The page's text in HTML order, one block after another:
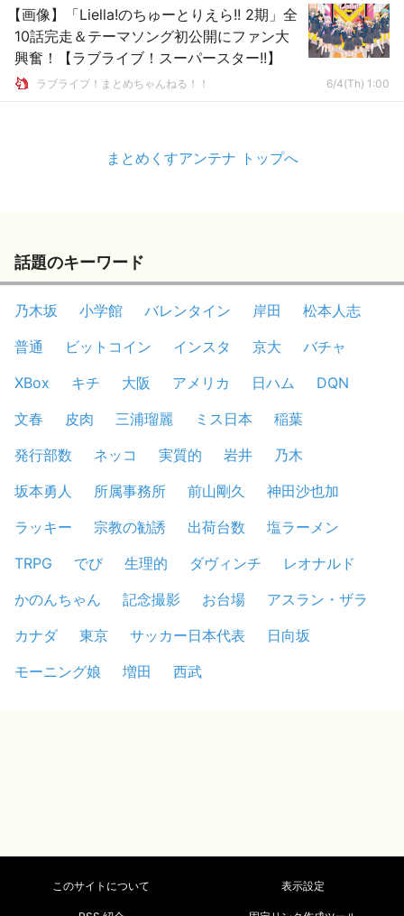
【画像】「Liella!のちゅーとりえら!! 2期」全
10話完走＆テーマソング初公開にファン大
興奮！【ラブライブ！スーパースター!!】
ラブライブ！まとめちゃんねる！！ 6/4(Th) 1:00
まとめくすアンテナ トップへ
話題のキーワード
乃木坂 小学館 バレンタイン 岸田
松本人志
普通
ビットコイン インスタ 京大
バチャ
XBox
キチ 大阪 アメリカ 日ハム
DQN
文春
皮肉 三浦瑠麗 ミス日本
稲葉
発行部数
ネッコ 実質的 岩井
乃木
坂本勇人
所属事務所 前山剛久
神田沙也加
ラッキー
宗教の勧誘 出荷台数
塩ラーメン
TRPG
でび 生理的 ダヴィンチ
レオナルド
かのんちゃん
記念撮影 お台場
アスラン・ザラ
カナダ
東京 サッカー日本代表
日向坂
モーニング娘
増田 西武
このサイトについて 表示設定